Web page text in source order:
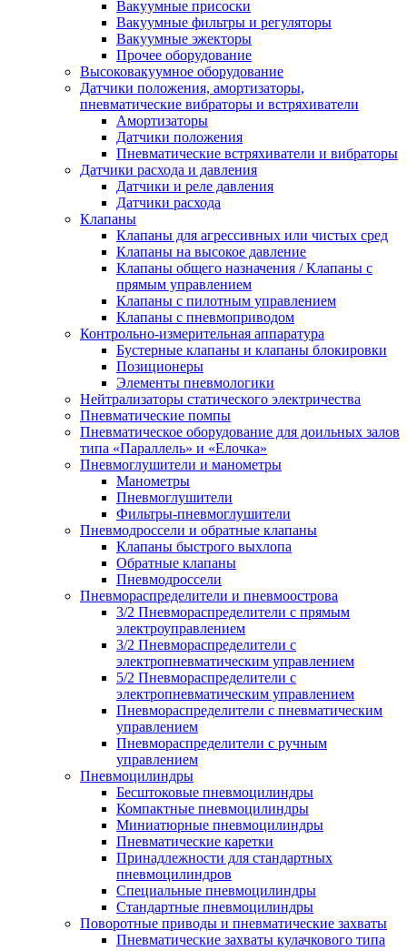
Вакуумные присоски
Вакуумные фильтры и регуляторы
Вакуумные эжекторы
Прочее оборудование
Высоковакуумное оборудование
Датчики положения, амортизаторы,
пневматические вибраторы и встряхиватели
Амортизаторы
Датчики положения
Пневматические встряхиватели и вибраторы
Датчики расхода и давления
Датчики и реле давления
Датчики расхода
Клапаны
Клапаны для агрессивных или чистых сред
Клапаны на высокое давление
Клапаны общего назначения / Клапаны с
прямым управлением
Клапаны с пилотным управлением
Клапаны с пневмоприводом
Контрольно-измерительная аппаратура
Бустерные клапаны и клапаны блокировки
Позиционеры
Элементы пневмологики
Нейтрализаторы статического электричества
Пневматические помпы
Пневматическое оборудование для доильных залов
типа «Параллель» и «Елочка»
Пневмоглушители и манометры
Манометры
Пневмоглушители
Фильтры-пневмоглушители
Пневмодроссели и обратные клапаны
Клапаны быстрого выхлопа
Обратные клапаны
Пневмодроссели
Пневмораспределители и пневмоострова
3/2 Пневмораспределители с прямым
электроуправлением
3/2 Пневмораспределители с
электропневматическим управлением
5/2 Пневмораспределители с
электропневматическим управлением
Пневмораспределители с пневматическим
управлением
Пневмораспределители с ручным
управлением
Пневмоцилиндры
Бесштоковые пневмоцилиндры
Компактные пневмоцилиндры
Миниатюрные пневмоцилиндры
Пневматические каретки
Принадлежности для стандартных
пневмоцилиндров
Специальные пневмоцилиндры
Стандартные пневмоцилиндры
Поворотные приводы и пневматические захваты
Пневматические захваты кулачкового типа